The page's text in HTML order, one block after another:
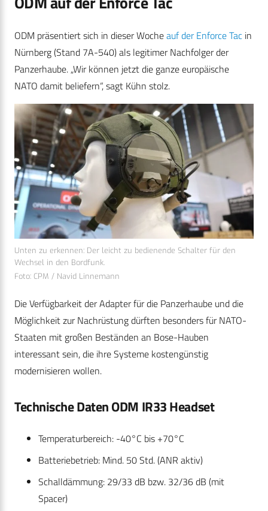
ODM präsentiert sich in dieser Wocheauf der Enforce Tac in
Nürnberg (Stand 7A-540) als legitimer Nachfolger der
Panzerhaube. „Wir können jetzt die ganze europäische
NATO damit beliefern“, sagt Kühn stolz.
Unten zu erkennen: Der leicht zu bedienende Schalter für den
Wechsel in den Bordfunk.
Foto: CPM / Navid Linnemann
Die Verfügbarkeit der Adapter für die Panzerhaube und die
Möglichkeit zur Nachrüstung dürften besonders für NATO-
Staaten mit großen Beständen an Bose-Hauben
interessant sein, die ihre Systeme kostengünstig
modernisieren wollen.
Technische Daten ODM IR33 Headset
Temperaturbereich: -40°C bis +70°C
Batteriebetrieb: Mind. 50 Std. (ANR aktiv)
Schalldämmung: 29/33 dB bzw. 32/36 dB (mit
Spacer)